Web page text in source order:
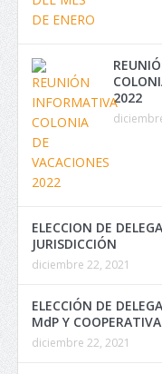
2022
ELECCION DE
JURISDICCIÓN
diciembre 22, 2021
ELECCIÓN DE
MdP Y
diciembre 22, 2021